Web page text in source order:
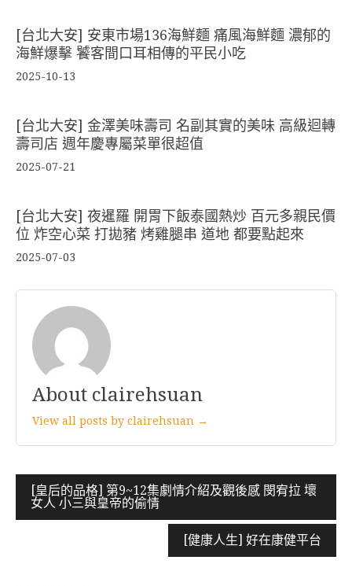
[台北大安] 安東市場136海鮮麵 痛風海鮮麵 濃郁的
海鮮爆擊 饕客間口耳相傳的平民小吃
2025-10-13
[台北大安] 金澤美味壽司 名副其實的美味 高級迴轉
壽司店 週年慶專屬菜單很超值
2025-07-21
[台北大安] 夜暹羅 開胃下飯泰國熱炒 百元多親民價
位 炸空心菜 打拋豬 烤雞腿串 道地 都要點起來
2025-07-03
About clairehsuan
View all posts by clairehsuan →
文
章
[皇后的品格] 第9~12集劇情介紹及觀後感 閔宥拉 壞
女人 小三與皇帝的偷情
[健康人生] 好在康健平台